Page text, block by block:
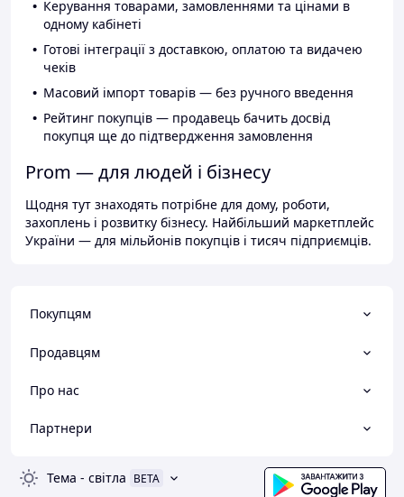
Керування товарами, замовленнями та цінами в
одному кабінеті
Готові інтеграції з доставкою, оплатою та видачею
чеків
Масовий імпорт товарів — без ручного введення
Рейтинг покупців — продавець бачить досвід
покупця ще до підтвердження замовлення
Prom — для людей і бізнесу
Щодня тут знаходять потрібне для дому, роботи,
захоплень і розвитку бізнесу. Найбільший маркетплейс
України — для мільйонів покупців і тисяч підприємців.
Покупцям
Продавцям
Про нас
Партнери
Тема - світла BETA